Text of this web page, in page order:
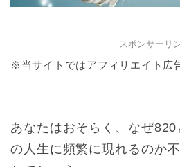
スポンサーリ
※当サイトではアフィリエイト広
あなたはおそらく、なぜ
の人生に頻繁に現れるのか